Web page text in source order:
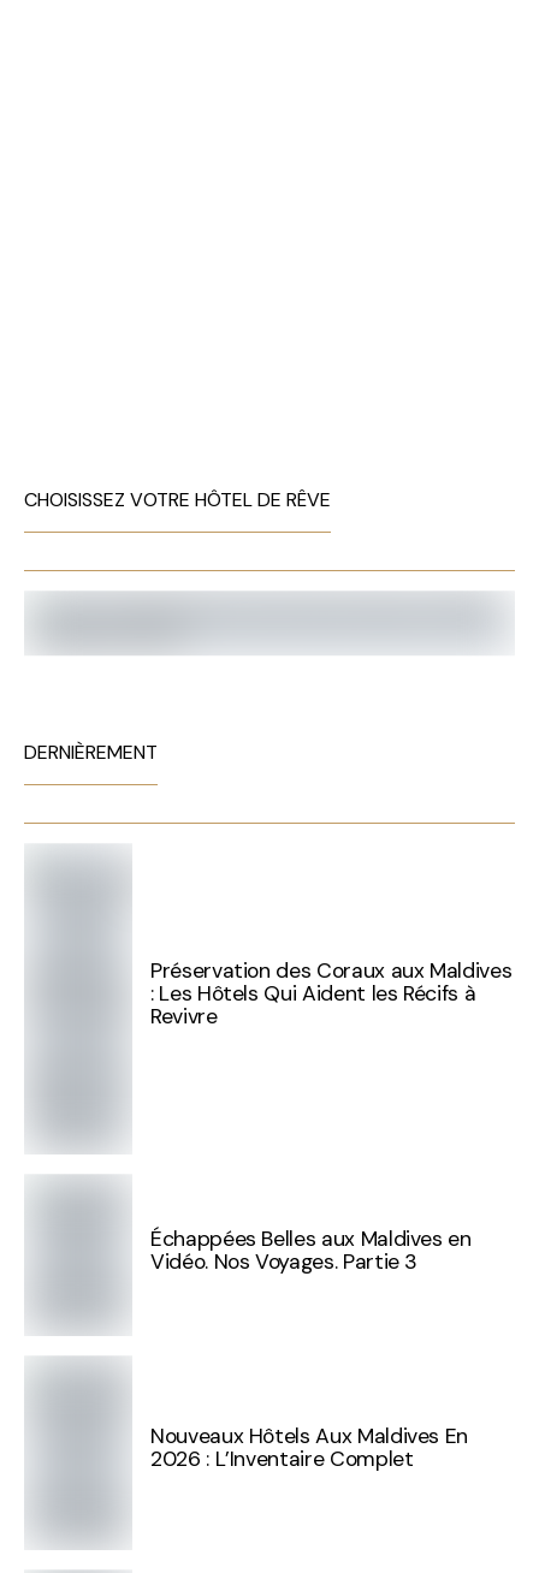
CHOISISSEZ VOTRE HÔTEL DE RÊVE
DERNIÈREMENT
Préservation des Coraux aux Maldives
: Les Hôtels Qui Aident les Récifs à
Revivre
Échappées Belles aux Maldives en
Vidéo. Nos Voyages. Partie 3
Nouveaux Hôtels Aux Maldives En
2026 : L’Inventaire Complet